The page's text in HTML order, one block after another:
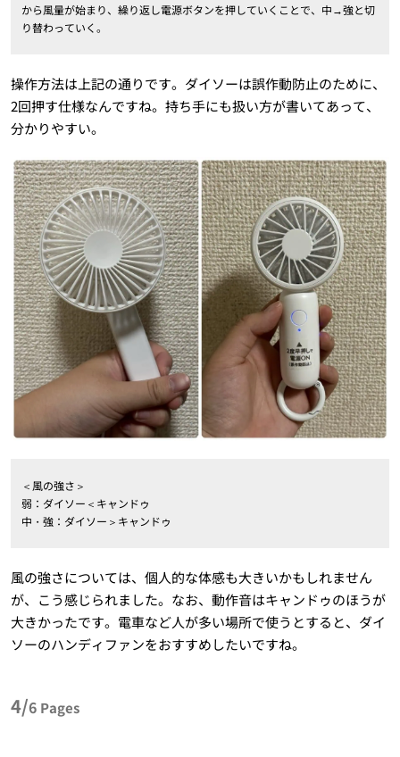
から風量が始まり、繰り返し電源ボタンを押していくことで、中→強と切
り替わっていく。
操作方法は上記の通りです。ダイソーは誤作動防止のために、
2回押す仕様なんですね。持ち手にも扱い方が書いてあって、
分かりやすい。
＜風の強さ＞
弱：ダイソー＜キャンドゥ
中・強：ダイソー＞キャンドゥ
風の強さについては、個人的な体感も大きいかもしれません
が、こう感じられました。なお、動作音はキャンドゥのほうが
大きかったです。電車など人が多い場所で使うとすると、ダイ
ソーのハンディファンをおすすめしたいですね。
4/6 Pages